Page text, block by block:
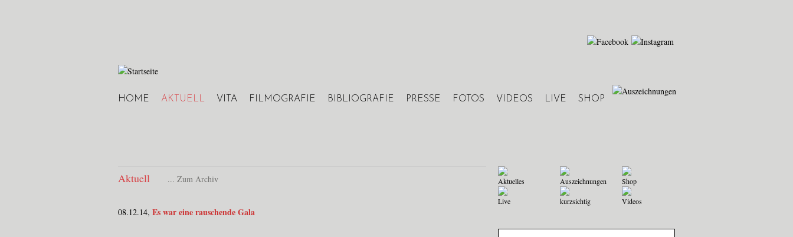
HOME AKTUELL VITA FILMOGRAFIE BIBLIOGRAFIE PRESSE FOTOS VIDEOS LIVE SHOP
Aktuell ... Zum Archiv
08.12.14, Es war eine rauschende Gala
Aktuelles Auszeichnungen Shop
Live kurzsichtig Videos